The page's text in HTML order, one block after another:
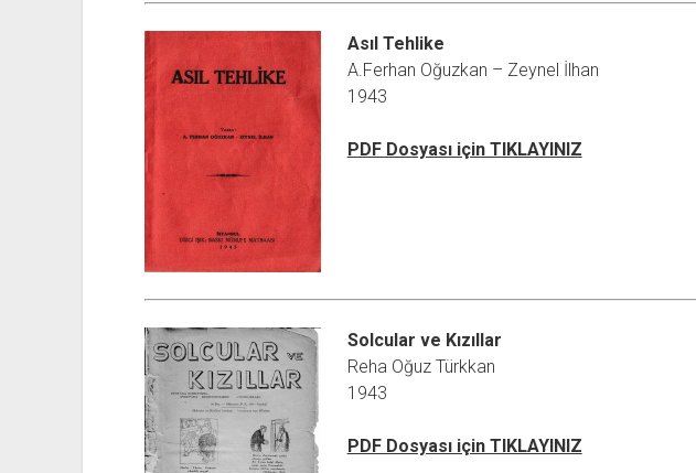
Asıl Tehlike
A.Ferhan Oğuzkan – Zeynel İlhan
1943
PDF Dosyası için TIKLAYINIZ
Solcular ve Kızıllar
Reha Oğuz Türkkan
1943
PDF Dosyası için TIKLAYINIZ